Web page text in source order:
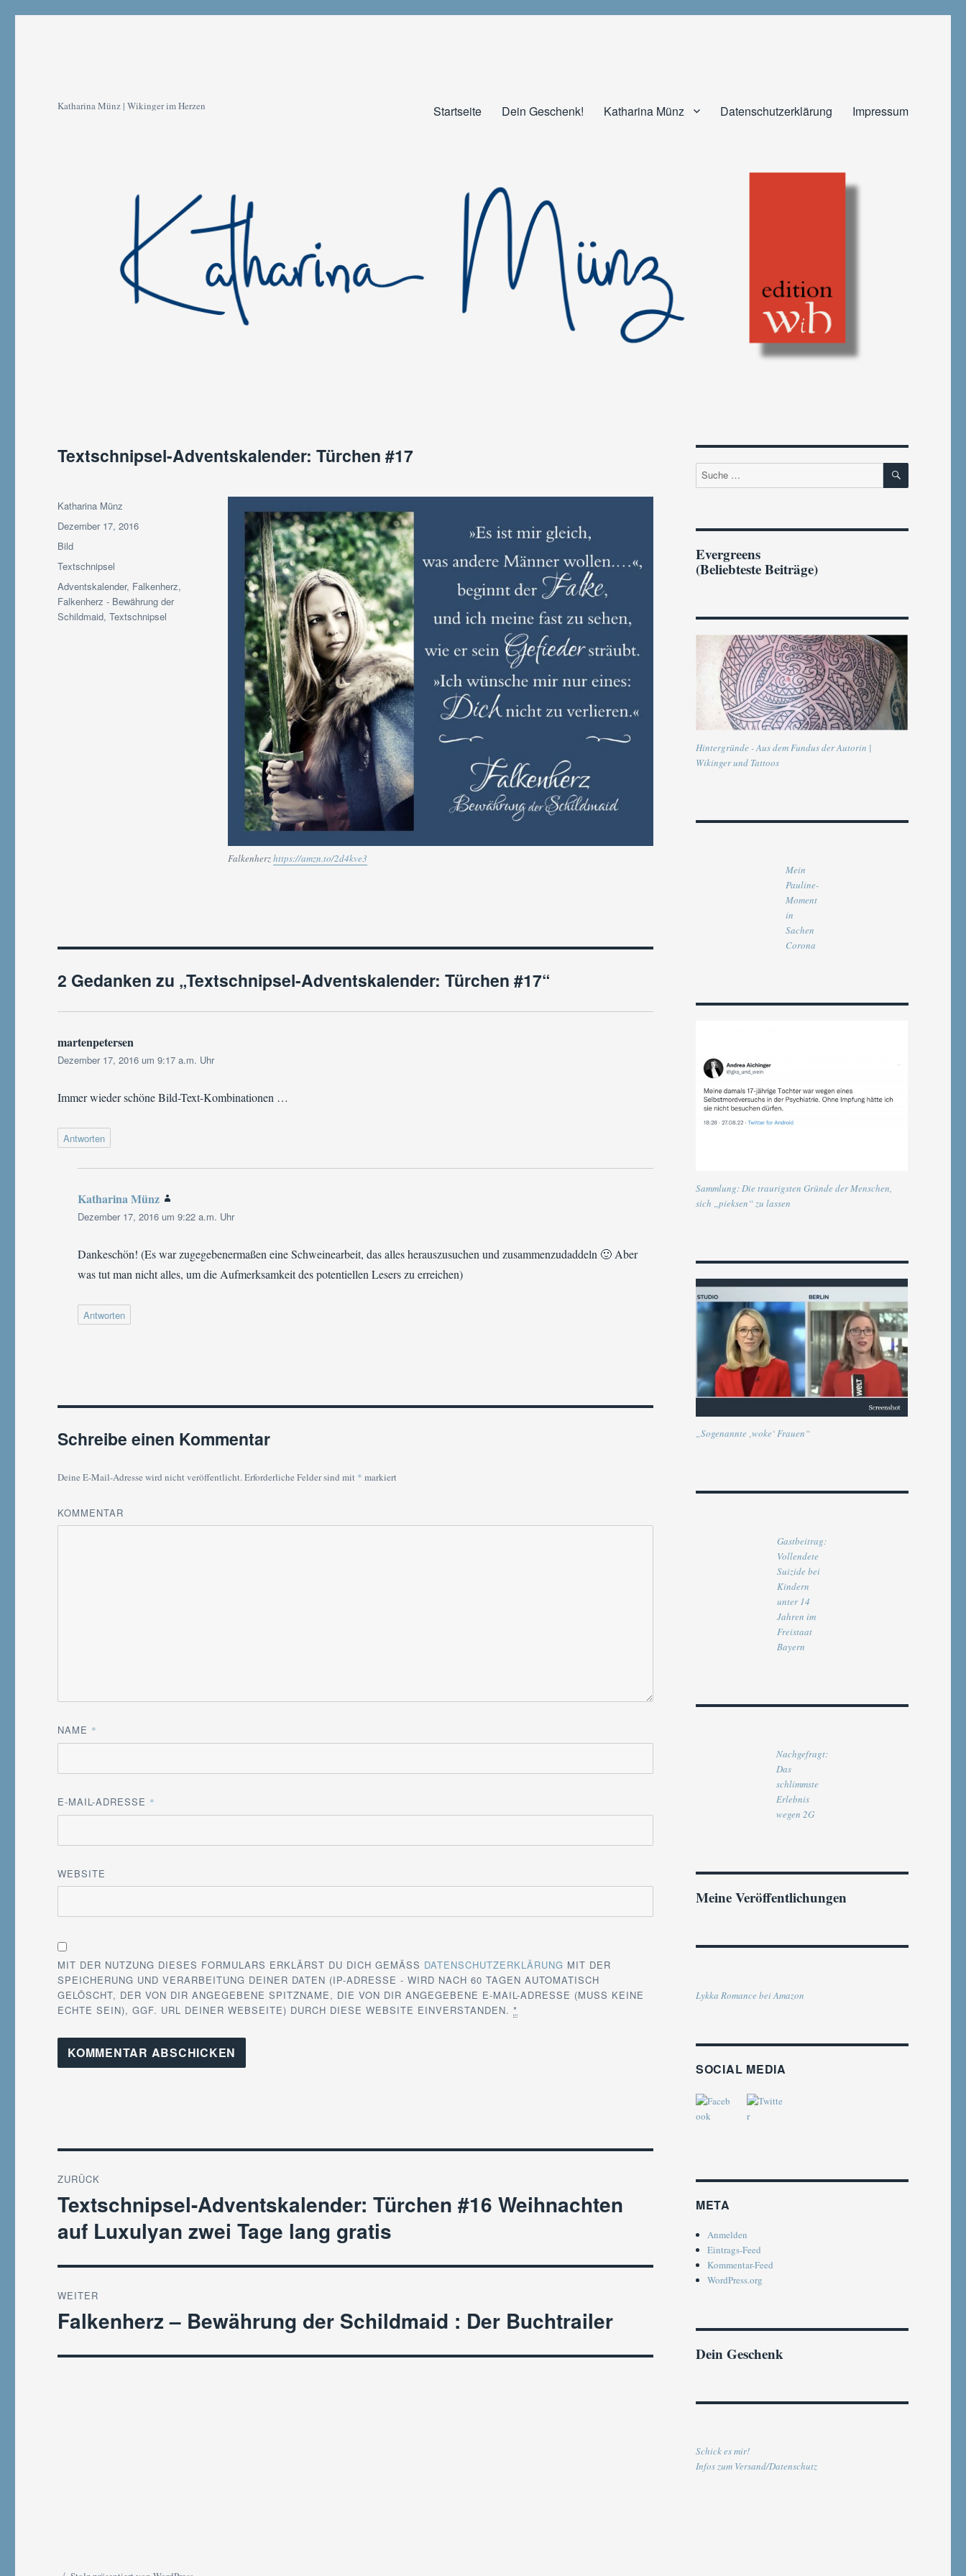
Katharina Münz | Wikinger im Herzen Startseite Dein Geschenk! Katharina Münz Datenschutzerklärung Impressum
Textschnipsel-Adventskalender: Türchen #17
Falkenherzhttps://amzn.to/2d4kve3
Autor
Katharina Münz
Veröffentlicht
am
Dezember 17, 2016
Format
Bild
Kategorien
Textschnipsel
Schlagwörter
Adventskalender, Falkenherz,
Falkenherz - Bewährung der
Schildmaid,Textschnipsel
2 Gedanken zu „Textschnipsel-Adventskalender: Türchen #17“
martenpetersen
Dezember 17, 2016 um 9:17 a.m. Uhr
Immer wieder schöne Bild-Text-Kombinationen …
Antworten
Katharina Münz
Dezember 17, 2016 um 9:22 a.m. Uhr
Dankeschön! (Es war zugegebenermaßen eine Schweinearbeit, das alles herauszusuchen und zusammenzudaddeln 🙂 Aber
was tut man nicht alles, um die Aufmerksamkeit des potentiellen Lesers zu erreichen)
Antworten
Schreibe einen Kommentar
Deine E-Mail-Adresse wird nicht veröffentlicht.Erforderliche Felder sind mit * markiert
KOMMENTAR
NAME *
E-MAIL-ADRESSE *
WEBSITE
MIT DER NUTZUNG DIESES FORMULARS ERKLÄRST DU DICH GEMÄSS DATENSCHUTZERKLÄRUNG MIT DER
SPEICHERUNG UND VERARBEITUNG DEINER DATEN (IP-ADRESSE - WIRD NACH 60 TAGEN AUTOMATISCH
GELÖSCHT, DER VON DIR ANGEGEBENE SPITZNAME, DIE VON DIR ANGEGEBENE E-MAIL-ADRESSE (MUSS KEINE
ECHTE SEIN), GGF. URL DEINER WEBSEITE) DURCH DIESE WEBSITE EINVERSTANDEN.*
ZURÜCK
Vorheriger
Beitrag:
Textschnipsel-Adventskalender: Türchen #16 Weihnachten
auf Luxulyan zwei Tage lang gratis
WEITER
Nächster
Falkenherz – Bewährung der Schildmaid : Der Buchtrailer
Suche
nach:
SUCHEN
Evergreens
(Beliebteste Beiträge)
Hintergründe - Aus dem Fundus der Autorin |
Wikinger und Tattoos
Mein
Pauline-
Moment
in
Sachen
Corona
Sammlung: Die traurigsten Gründe der Menschen,
sich „pieksen“ zu lassen
„Sogenannte ‚woke‘ Frauen“
Gastbeitrag:
Vollendete
Suizide bei
Kindern
unter 14
Jahren im
Freistaat
Bayern
Nachgefragt:
Das
schlimmste
Erlebnis
wegen 2G
Meine Veröffentlichungen
Lykka Romance bei Amazon
SOCIAL MEDIA
META
Anmelden
Eintrags-Feed
Kommentar-Feed
WordPress.org
Dein Geschenk
Schick es mir!
Infos zum Versand/Datenschutz